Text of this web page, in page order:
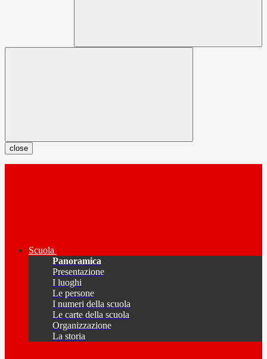
close
Scuola
Panoramica
Presentazione
I luoghi
Le persone
I numeri della scuola
Le carte della scuola
Organizzazione
La storia